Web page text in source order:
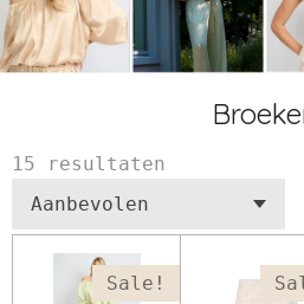
15 resultaten
Sale!